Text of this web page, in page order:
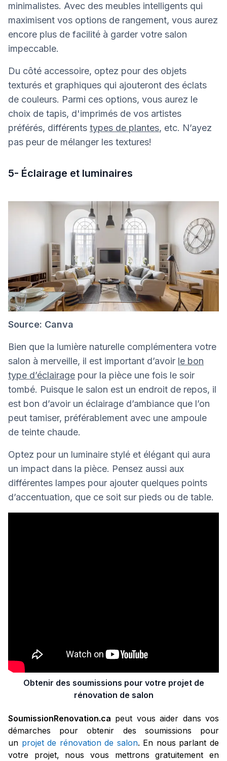
minimalistes. Avec des meubles intelligents qui
maximisent vos options de rangement, vous aurez
encore plus de facilité à garder votre salon
impeccable.
Du côté accessoire, optez pour des objets
texturés et graphiques qui ajouteront des éclats
de couleurs. Parmi ces options, vous aurez le
choix de tapis, d'imprimés de vos artistes
préférés, différents types de plantes, etc. N’ayez
pas peur de mélanger les textures!
5- Éclairage et luminaires
Source: Canva
Bien que la lumière naturelle complémentera votre
salon à merveille, il est important d’avoir le bon
type d’éclairage pour la pièce une fois le soir
tombé. Puisque le salon est un endroit de repos, il
est bon d’avoir un éclairage d’ambiance que l’on
peut tamiser, préférablement avec une ampoule
de teinte chaude.
Optez pour un luminaire stylé et élégant qui aura
un impact dans la pièce. Pensez aussi aux
différentes lampes pour ajouter quelques points
d’accentuation, que ce soit sur pieds ou de table.
Obtenir des soumissions pour votre projet de
rénovation de salon
SoumissionRenovation.ca peut vous aider dans vos
démarches pour obtenir des soumissions pour
un projet de rénovation de salon. En nous parlant de
votre projet, nous vous mettrons gratuitement en